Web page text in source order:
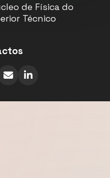
de Física do
Técnico